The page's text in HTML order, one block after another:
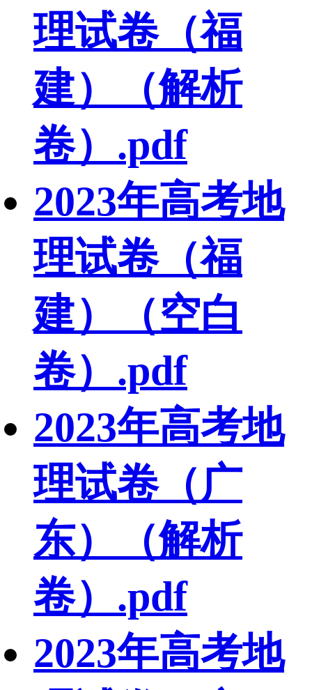
理试卷（福
建）（解析
卷）.pdf
2023年高考地
理试卷（福
建）（空白
卷）.pdf
2023年高考地
理试卷（广
东）（解析
卷）.pdf
2023年高考地